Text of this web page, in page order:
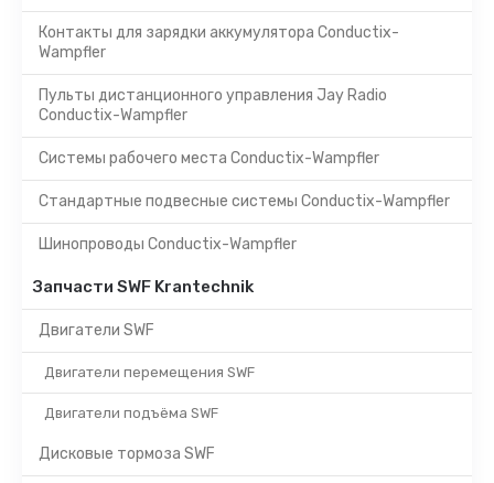
Контакты для зарядки аккумулятора Conductix-
Wampfler
Пульты дистанционного управления Jay Radio
Conductix-Wampfler
Системы рабочего места Conductix-Wampfler
Стандартные подвесные системы Conductix-Wampfler
Шинопроводы Conductix-Wampfler
Запчасти SWF Krantechnik
Двигатели SWF
Двигатели перемещения SWF
Двигатели подъёма SWF
Дисковые тормоза SWF